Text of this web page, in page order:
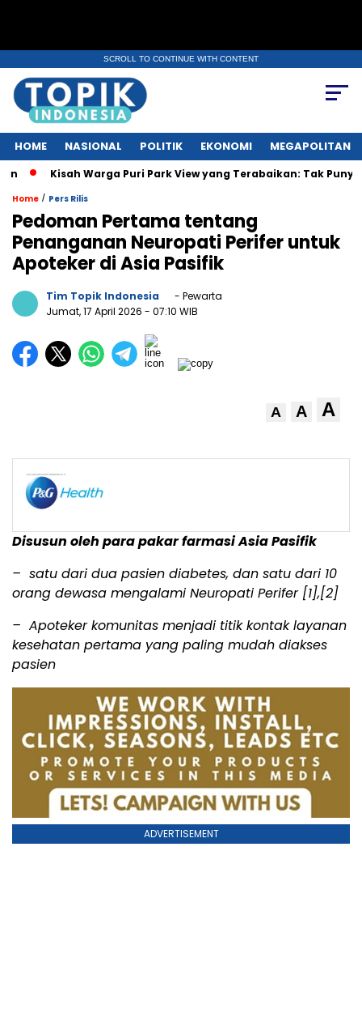
SCROLL TO CONTINUE WITH CONTENT
HOME NASIONAL POLITIK EKONOMI MEGAPOLITAN
Warga Puri Park View yang Terabaikan: Tak Punya AJB,
Home / Pers Rilis
Pedoman Pertama tentang
Penanganan Neuropati Perifer untuk
Apoteker di Asia Pasifik
Tim Topik Indonesia
- Pewarta
Jumat, 17 April 2026 - 07:10 WIB
A A A
Disusun oleh para pakar farmasi Asia Pasifik
– satu dari dua pasien diabetes, dan satu dari 10
orang dewasa mengalami Neuropati Perifer [1],[2]
– Apoteker komunitas menjadi titik kontak layanan
kesehatan pertama yang paling mudah diakses
pasien
ADVERTISEMENT